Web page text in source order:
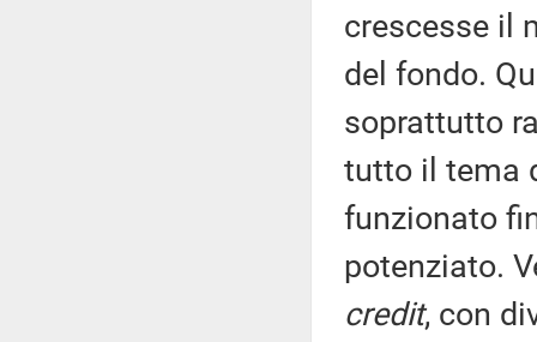
crescesse il
del fondo.
soprattutto
tutto il tema
funzionato
potenziato.
credit, con